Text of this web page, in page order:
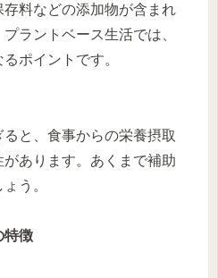
存料などの添加物が含まれ
ラントベース生活では、
ポイントです。
と、食事からの栄養摂取
あります。あくまで補助
う。
特徴